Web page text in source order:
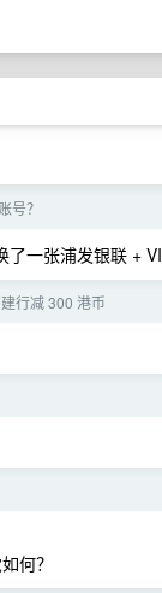
号？
一张浦发银联 +
行减 300 港币
何？